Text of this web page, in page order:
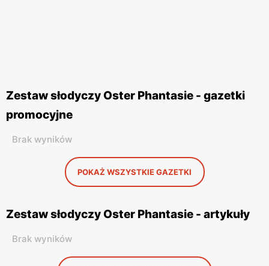
Zestaw słodyczy Oster Phantasie - gazetki
promocyjne
Brak wyników
POKAŻ WSZYSTKIE GAZETKI
Zestaw słodyczy Oster Phantasie - artykuły
Brak wyników